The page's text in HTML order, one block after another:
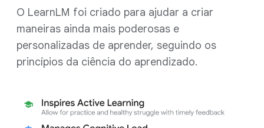
O LearnLM foi criado para ajudar a criar
maneiras ainda mais poderosas e
personalizadas de aprender, seguindo os
princípios da ciência do aprendizado.